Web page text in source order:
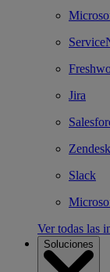
Jira
Zendesk
Slack
Ver todas las
Soluciones